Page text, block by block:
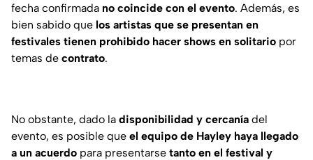
fecha confirmada no coincide con el evento. Además, es
bien sabido que los artistas que se presentan en
festivales tienen prohibido hacer shows en solitario por
temas de contrato.
No obstante, dado la disponibilidad y cercanía del
evento, es posible que el equipo de Hayley haya llegado
a un acuerdo para presentarse tanto en el festival y